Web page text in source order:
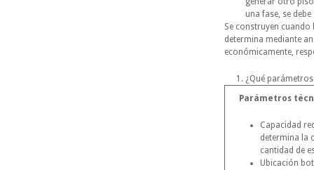
una fase, se
Se construyen
determina mediante
económicamente,
¿Qué
Parámetros
Capacidad
determina la
cantidad de
Ubicación